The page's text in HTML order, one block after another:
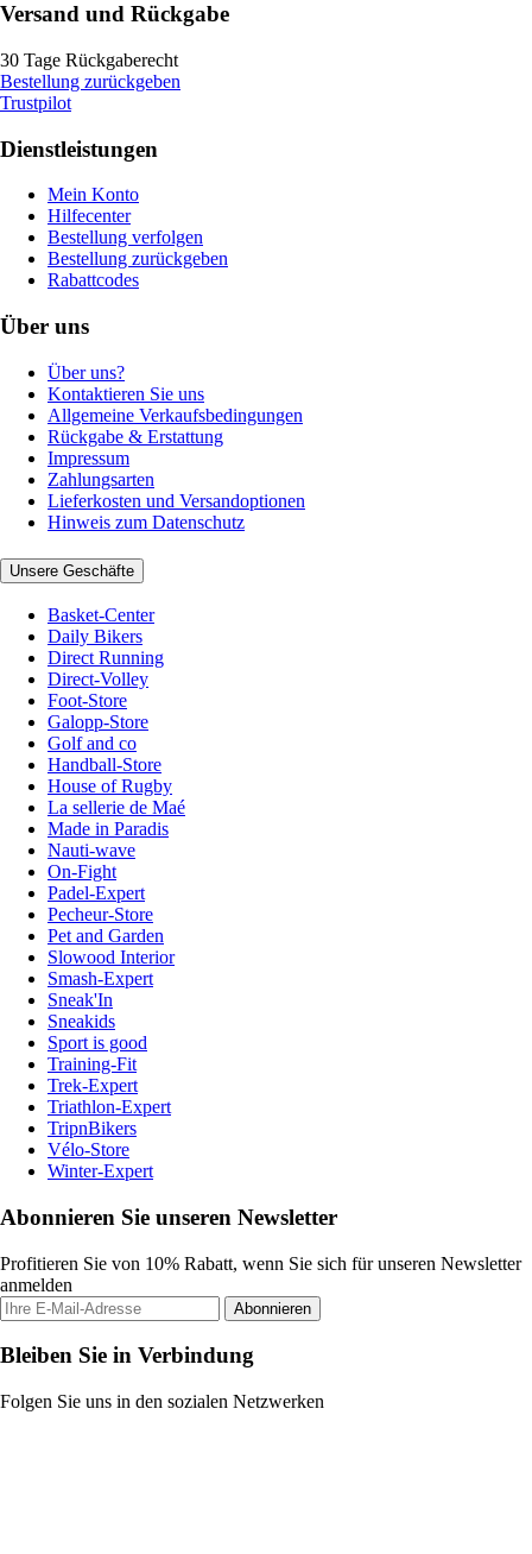
Versand und Rückgabe
30 Tage Rückgaberecht
Bestellung zurückgeben
Trustpilot
Dienstleistungen
Mein Konto
Hilfecenter
Bestellung verfolgen
Bestellung zurückgeben
Rabattcodes
Über uns
Über uns?
Kontaktieren Sie uns
Allgemeine Verkaufsbedingungen
Rückgabe & Erstattung
Impressum
Zahlungsarten
Lieferkosten und Versandoptionen
Hinweis zum Datenschutz
Unsere Geschäfte
Basket-Center
Daily Bikers
Direct Running
Direct-Volley
Foot-Store
Galopp-Store
Golf and co
Handball-Store
House of Rugby
La sellerie de Maé
Made in Paradis
Nauti-wave
On-Fight
Padel-Expert
Pecheur-Store
Pet and Garden
Slowood Interior
Smash-Expert
Sneak'In
Sneakids
Sport is good
Training-Fit
Trek-Expert
Triathlon-Expert
TripnBikers
Vélo-Store
Winter-Expert
Abonnieren Sie unseren Newsletter
Profitieren Sie von 10% Rabatt, wenn Sie sich für unseren Newsletter
anmelden
Abonnieren
Bleiben Sie in Verbindung
Folgen Sie uns in den sozialen Netzwerken